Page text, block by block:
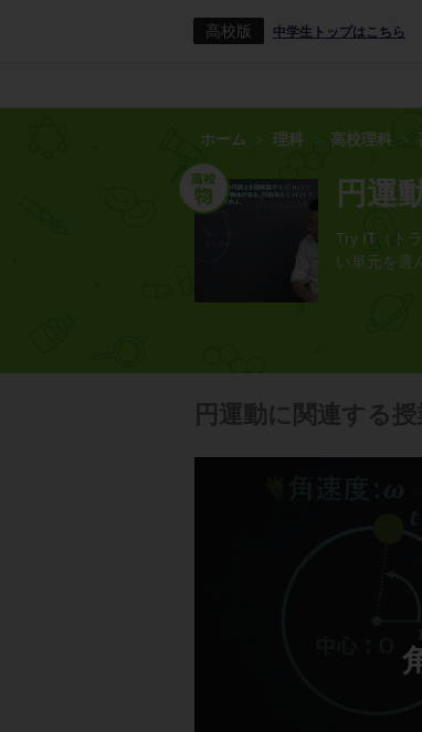
高校版 中学生トップはこちら
ホーム 理科 高校理科
円運
Try IT（ト
い単元を選
円運動に関連する